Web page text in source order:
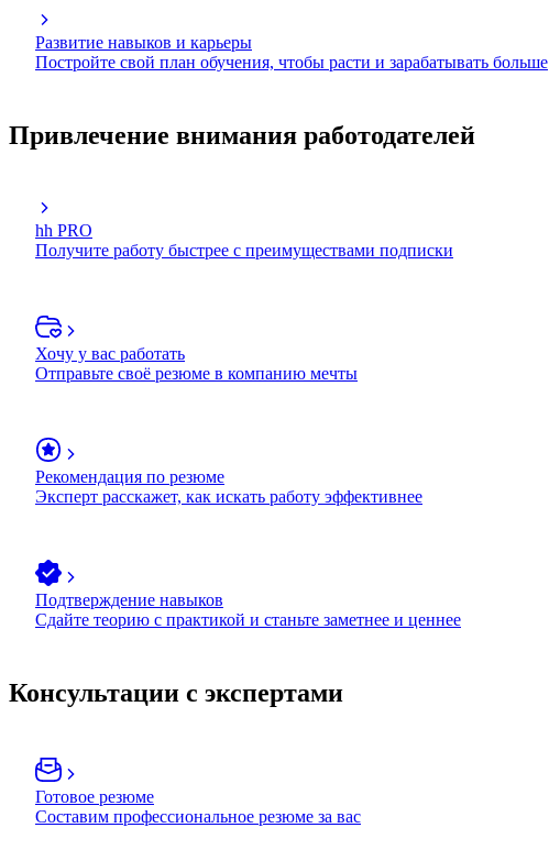
Развитие навыков и карьеры
Постройте свой план обучения, чтобы расти и зарабатывать больше
Привлечение внимания работодателей
hh PRO
Получите работу быстрее с преимуществами подписки
Хочу у вас работать
Отправьте своё резюме в компанию мечты
Рекомендация по резюме
Эксперт расскажет, как искать работу эффективнее
Подтверждение навыков
Сдайте теорию с практикой и станьте заметнее и ценнее
Консультации с экспертами
Готовое резюме
Составим профессиональное резюме за вас